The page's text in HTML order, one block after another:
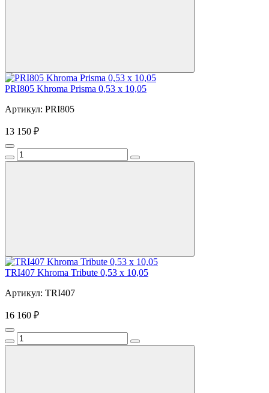
PRI805 Khroma Prisma 0,53 x 10,05
Артикул: PRI805
13 150 ₽
TRI407 Khroma Tribute 0,53 x 10,05
Артикул: TRI407
16 160 ₽